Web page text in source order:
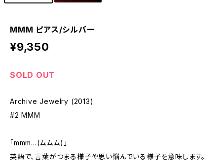
MMM ピアス/シルバー
¥9,350
SOLD OUT
Archive Jewelry (2013)
#2 MMM
「mmm...(ムムム)」
英語で、言葉がつまる様子や思い悩んでいる様子を意味します。